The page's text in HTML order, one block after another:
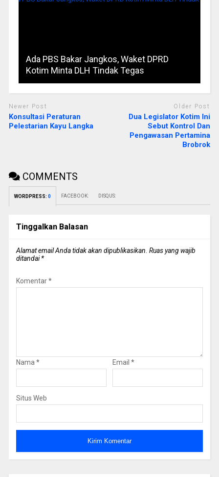
Ada PBS Bakar Jangkos, Waket DPRD
Kotim Minta DLH Tindak Tegas
Newer Post
Konsultasi Peraturan
Pelestarian Kayu Langka
Older Post
Dua Legislator Kotim Ini
Sebut Kontrol Dan
Pengawasan Pertamina
Brobrok
COMMENTS
WORDPRESS: 0 FACEBOOK: DISQUS:
Tinggalkan Balasan
Alamat email Anda tidak akan dipublikasikan. Ruas yang wajib
ditandai*
Komentar*
Nama * Email *
Situs Web